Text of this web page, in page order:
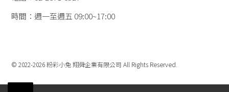
時間：週一至週五 09:00~17:00
© 2022-2026 粉彩小兔 翔舜企業有限公司 All Rights Reserved.